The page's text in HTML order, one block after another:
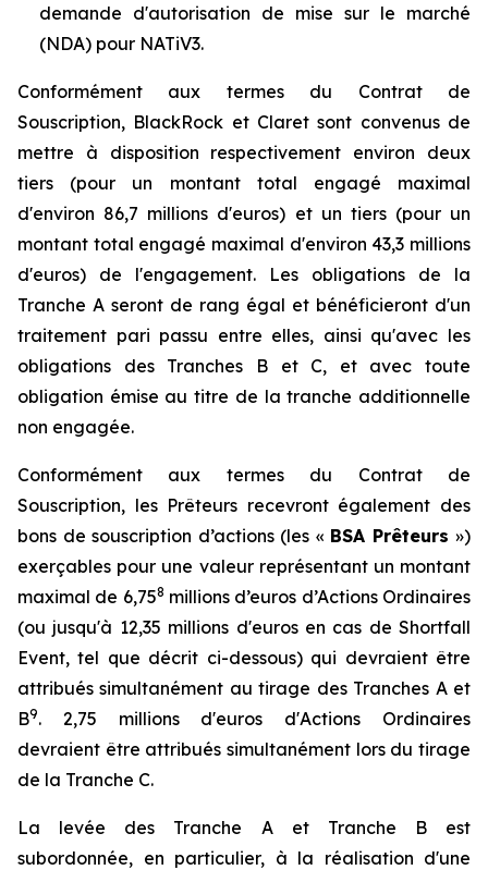
demande d'autorisation de mise sur le marché
(NDA) pour NATiV3.
Conformément aux termes du Contrat de
Souscription, BlackRock et Claret sont convenus de
mettre à disposition respectivement environ deux
tiers (pour un montant total engagé maximal
d'environ 86,7 millions d'euros) et un tiers (pour un
montant total engagé maximal d'environ 43,3 millions
d'euros) de l'engagement. Les obligations de la
Tranche A seront de rang égal et bénéficieront d'un
traitement pari passu entre elles, ainsi qu'avec les
obligations des Tranches B et C, et avec toute
obligation émise au titre de la tranche additionnelle
non engagée.
Conformément aux termes du Contrat de
Souscription, les Prêteurs recevront également des
bons de souscription d’actions (les « BSA Prêteurs »)
exerçables pour une valeur représentant un montant
maximal de 6,758 millions d’euros d’Actions Ordinaires
(ou jusqu'à 12,35 millions d'euros en cas de Shortfall
Event, tel que décrit ci-dessous) qui devraient être
attribués simultanément au tirage des Tranches A et
B9. 2,75 millions d'euros d'Actions Ordinaires
devraient être attribués simultanément lors du tirage
de la Tranche C.
La levée des Tranche A et Tranche B est
subordonnée, en particulier, à la réalisation d'une